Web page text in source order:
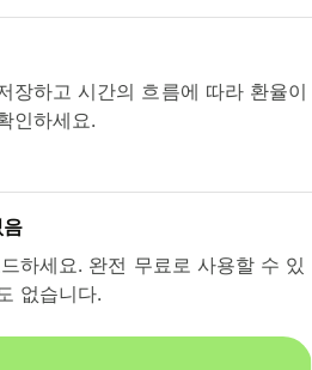
장하고 시간의 흐름에 따라 환율이
인하세요.
하세요. 완전 무료로 사용할 수 있
없습니다.